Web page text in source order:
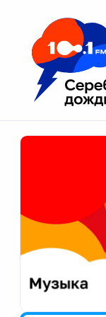
Москва 100.1 FM
Апатиты
Екатеринбург
Калининград
Калуга